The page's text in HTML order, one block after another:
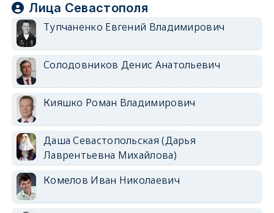
Лица Севастополя
Тупчаненко Евгений Владимирович
Солодовников Денис Анатольевич
Кияшко Роман Владимирович
Даша Севастопольская (Дарья
Лаврентьевна Михайлова)
Комелов Иван Николаевич